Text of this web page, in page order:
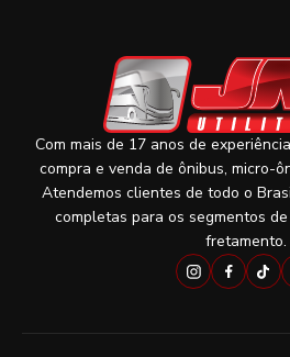
Com mais de 17 anos de
compra e venda de ônibus, micro-
Atendemos clientes de todo o
completas para os segmentos
fretamento.